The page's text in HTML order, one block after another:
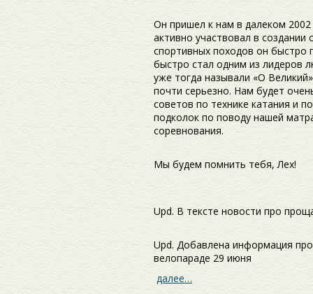
Он пришел к нам в далеком
активно участвовал в
спортивных походов он быстро
быстро стал одним из лидеров
уже тогда называли «О
почти серьезно. Нам будет
советов по технике катания и
подколок по поводу нашей
соревнования.
Мы будем помнить тебя, Лех!
Upd. В тексте новости про
Upd. Добавлена информация
велопараде 29 июня
далее…